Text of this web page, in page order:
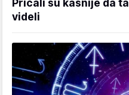
Pričali su kasnije da
videli